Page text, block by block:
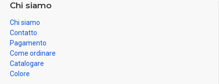
Chi siamo
Chi siamo
Contatto
Pagamento
Come ordinare
Catalogare
Colore